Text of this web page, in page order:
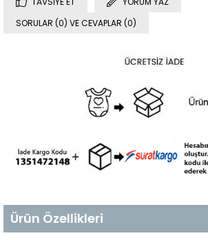
SORULAR (0) VE CEVAPLAR (0)
Ürün Özellikleri